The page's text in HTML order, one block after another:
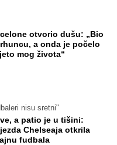
otvorio dušu: „Bio
a onda je počelo
mog života“
nisu sretni"
a patio je u tišini:
Chelseaja otkrila
fudbala